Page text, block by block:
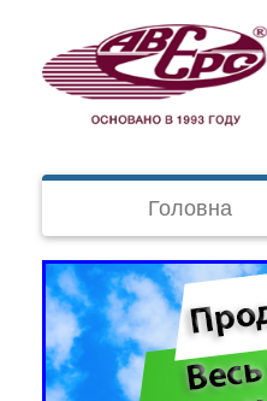
Головна